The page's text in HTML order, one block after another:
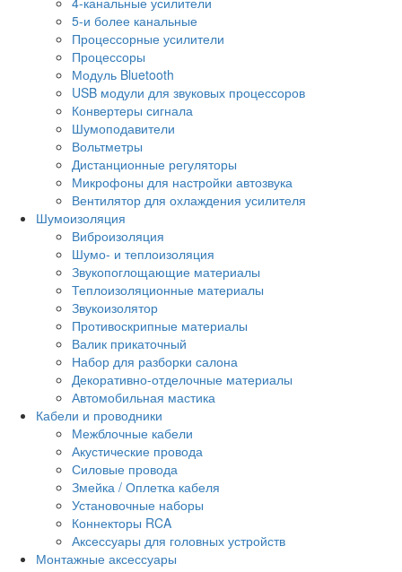
5-и более канальные
Процессорные усилители
Процессоры
Модуль Bluetooth
USB модули для звуковых процессоров
Конвертеры сигнала
Шумоподавители
Вольтметры
Дистанционные регуляторы
Микрофоны для настройки автозвука
Вентилятор для охлаждения усилителя
Шумоизоляция
Виброизоляция
Шумо- и теплоизоляция
Звукопоглощающие материалы
Теплоизоляционные материалы
Звукоизолятор
Противоскрипные материалы
Валик прикаточный
Набор для разборки салона
Декоративно-отделочные материалы
Автомобильная мастика
Кабели и проводники
Межблочные кабели
Акустические провода
Силовые провода
Змейка / Оплетка кабеля
Установочные наборы
Коннекторы RCA
Аксессуары для головных устройств
Монтажные аксессуары